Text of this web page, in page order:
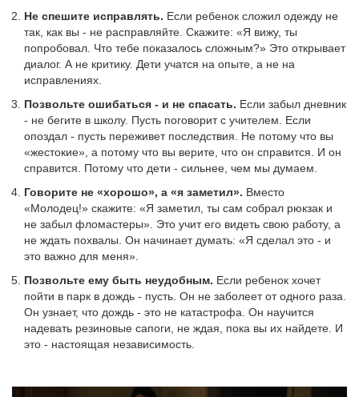
Не спешите исправлять. Если ребенок сложил одежду не
так, как вы - не расправляйте. Скажите: «Я вижу, ты
попробовал. Что тебе показалось сложным?» Это открывает
диалог. А не критику. Дети учатся на опыте, а не на
исправлениях.
Позвольте ошибаться - и не спасать. Если забыл дневник
- не бегите в школу. Пусть поговорит с учителем. Если
опоздал - пусть переживет последствия. Не потому что вы
«жестокие», а потому что вы верите, что он справится. И он
справится. Потому что дети - сильнее, чем мы думаем.
Говорите не «хорошо», а «я заметил». Вместо
«Молодец!» скажите: «Я заметил, ты сам собрал рюкзак и
не забыл фломастеры». Это учит его видеть свою работу, а
не ждать похвалы. Он начинает думать: «Я сделал это - и
это важно для меня».
Позвольте ему быть неудобным. Если ребенок хочет
пойти в парк в дождь - пусть. Он не заболеет от одного раза.
Он узнает, что дождь - это не катастрофа. Он научится
надевать резиновые сапоги, не ждая, пока вы их найдете. И
это - настоящая независимость.